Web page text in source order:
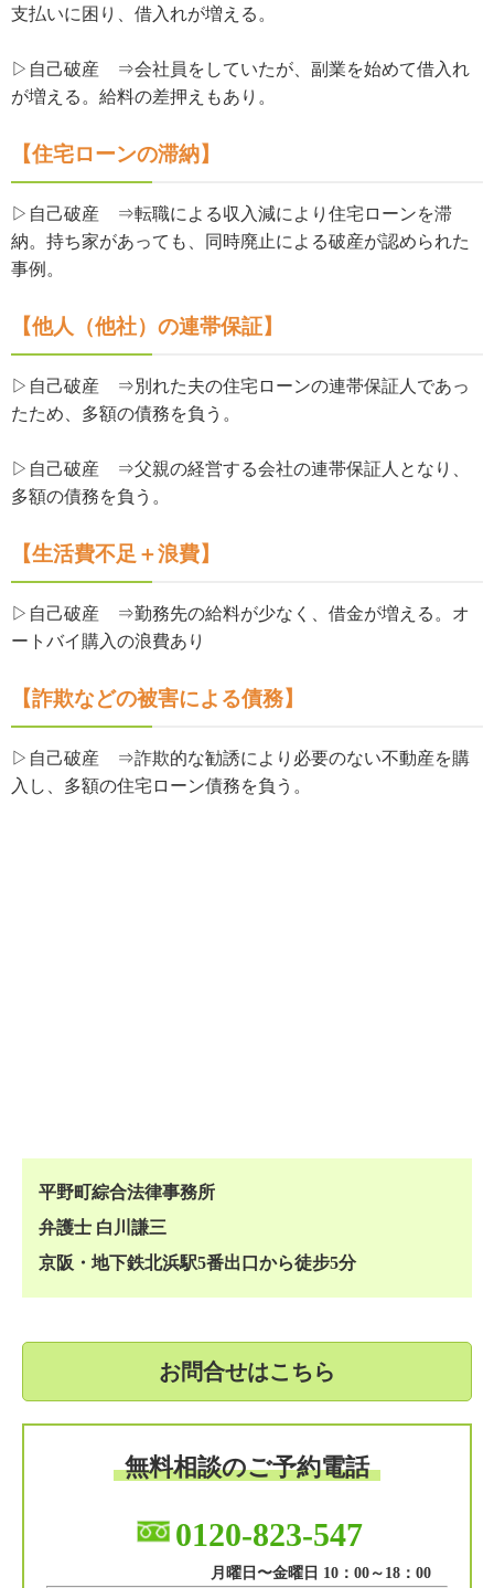
支払いに困り、借入れが増える。
▷自己破産 ⇒会社員をしていたが、副業を始めて借入れ
が増える。給料の差押えもあり。
【住宅ローンの滞納】
▷自己破産 ⇒転職による収入減により住宅ローンを滞
納。持ち家があっても、同時廃止による破産が認められた
事例。
【他人（他社）の連帯保証】
▷自己破産 ⇒別れた夫の住宅ローンの連帯保証人であっ
たため、多額の債務を負う。
▷自己破産 ⇒父親の経営する会社の連帯保証人となり、
多額の債務を負う。
【生活費不足＋浪費】
▷自己破産 ⇒勤務先の給料が少なく、借金が増える。オ
ートバイ購入の浪費あり
【詐欺などの被害による債務】
▷自己破産 ⇒詐欺的な勧誘により必要のない不動産を購
入し、多額の住宅ローン債務を負う。
平野町綜合法律事務所
弁護士 白川謙三
京阪・地下鉄北浜駅5番出口から徒步5分
お問合せはこちら
無料相談のご予約電話
0120-823-547
月曜日〜金曜日 10：00～18：00